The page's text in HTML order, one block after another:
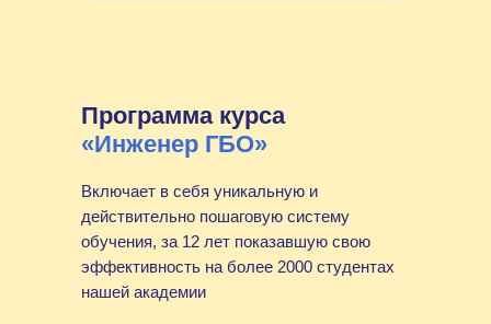
Программа курса
«Инженер ГБО»
Включает в себя уникальную и
действительно пошаговую систему
обучения, за 12 лет показавшую свою
эффективность на более 2000 студентах
нашей академии